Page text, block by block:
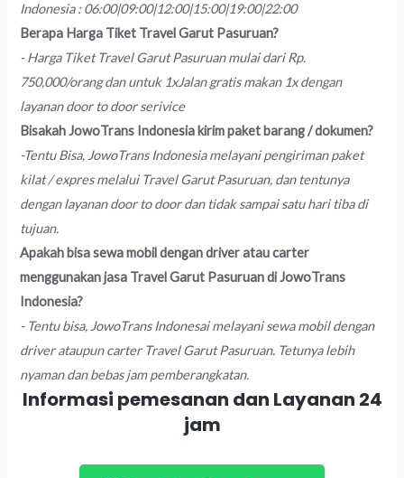
Indonesia : 06:00|09:00|12:00|15:00|19:00|22:00
Berapa Harga Tiket Travel Garut Pasuruan?
- Harga Tiket Travel Garut Pasuruan mulai dari Rp.
750,000/orang dan untuk 1xJalan gratis makan 1x dengan
layanan door to door serivice
Bisakah JowoTrans Indonesia kirim paket barang / dokumen?
-Tentu Bisa, JowoTrans Indonesia melayani pengiriman paket
kilat / expres melalui Travel Garut Pasuruan, dan tentunya
dengan layanan door to door dan tidak sampai satu hari tiba di
tujuan.
Apakah bisa sewa mobil dengan driver atau carter
menggunakan jasa Travel Garut Pasuruan di JowoTrans
Indonesia?
- Tentu bisa, JowoTrans Indonesai melayani sewa mobil dengan
driver ataupun carter Travel Garut Pasuruan. Tetunya lebih
nyaman dan bebas jam pemberangkatan.
Informasi pemesanan dan Layanan 24
jam